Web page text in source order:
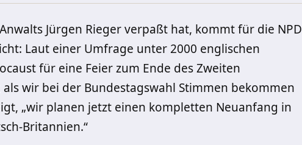
Jürgen Rieger verpaßt hat, kommt für die NPD
Laut einer Umfrage unter 2000 englischen
für eine Feier zum Ende des Zweiten
wir bei der Bundestagswahl Stimmen bekommen
„wir planen jetzt einen kompletten Neuanfang in
Britannien.“